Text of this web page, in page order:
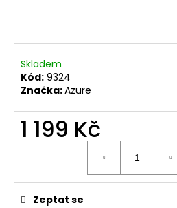
Skladem
Kód: 9324
Značka:Azure
1 199 Kč
Zeptat se